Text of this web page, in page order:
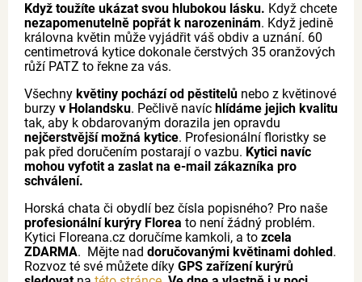
Když toužíte ukázat svou hlubokou lásku. Když chcete
nezapomenutelně popřát k narozeninám. Když jedině
královna květin může vyjádřit váš obdiv a uznání. 60
centimetrová kytice dokonale čerstvých 35 oranžových
růží PATZ to řekne za vás.
Všechny květiny pochází od pěstitelů nebo z květinové
burzy v Holandsku. Pečlivě navíc hlídáme jejich kvalitu
tak, aby k obdarovaným dorazila jen opravdu
nejčerstvější možná kytice. Profesionální floristky se
pak před doručením postarají o vazbu. Kytici navíc
mohou vyfotit a zaslat na e-mail zákazníka pro
schválení.
Horská chata či obydlí bez čísla popisného? Pro naše
profesionální kurýry Florea to není žádný problém.
Kytici Floreana.cz doručíme kamkoli, a to zcela
ZDARMA. Mějte nad doručovanými květinami dohled.
Rozvoz té své můžete díky GPS zařízení kurýrů